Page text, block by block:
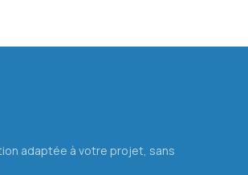
adaptée à votre projet, sans